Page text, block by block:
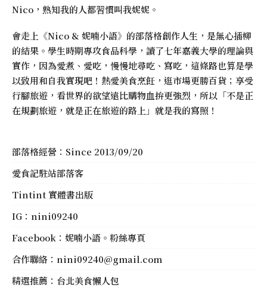
Nico，熟知我的人都習慣叫我妮妮。
會走上《Nico & 妮喃小語》的部落格創作人生，是無心插柳
的結果。學生時期專攻食品科學，讀了七年嘉義大學的理論與
實作，因為愛煮、愛吃，慢慢地尋吃、寫吃，這條路也算是學
以致用和自我實現吧！熱愛美食烹飪，逛市場更勝百貨；享受
行腳旅遊，看世界的欲望遠比購物血拚更強烈，所以「不是正
在規劃旅遊，就是正在旅遊的路上」就是我的寫照！
部落格經營：Since 2013/09/20
愛食記駐站部落客
Tintint 實體書出版
IG： nini09240
Facebook： 妮喃小語。粉絲專頁
合作聯絡： nini09240@gmail.com
精選推薦： 台北美食懶人包